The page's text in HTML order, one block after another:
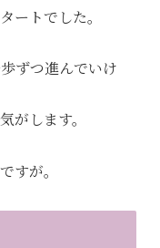
ートでした。
ずつ進んでいけ
がします。
すが。